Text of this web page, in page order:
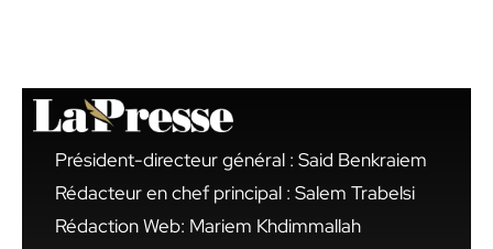
Président-directeur général : Said Benkraiem
Rédacteur en chef principal : Salem Trabelsi
Rédaction Web: Mariem Khdimmallah